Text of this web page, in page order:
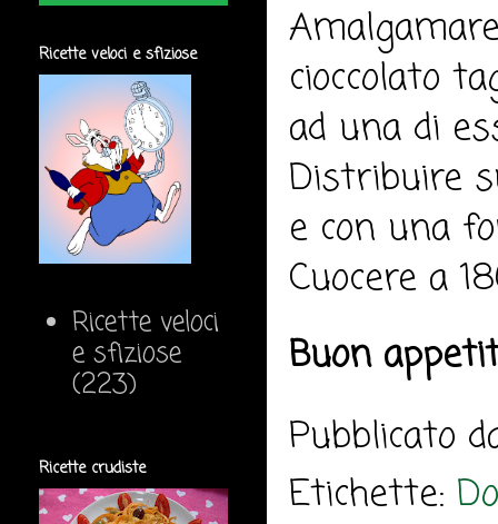
cioccolato
ad una di
Distribuire
e con una
Cuocere a
Buon
Pubblicato
Etichette:
Ricette veloci e sfiziose
Ricette veloci
e sfiziose
(223)
Ricette crudiste